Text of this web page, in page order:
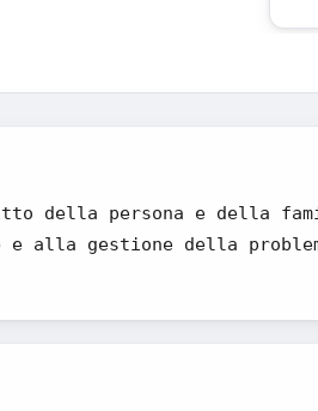
della persona e della
alla gestione della